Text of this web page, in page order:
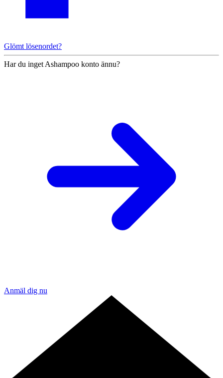
Glömt lösenordet?
Har du inget Ashampoo konto ännu?
Anmäl dig nu